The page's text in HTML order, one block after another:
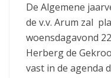
De Algemene
de v.v. Arum zal
woensdagavond
Herberg de
vast in de agenda